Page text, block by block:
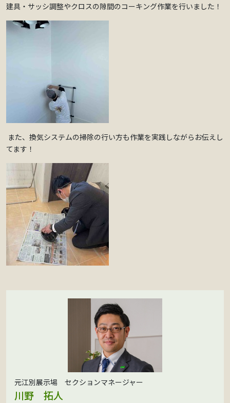
建具・サッシ調整やクロスの隙間のコーキング作業を行いました！
また、換気システムの掃除の行い方も作業を実践しながらお伝えし
てます！
元江別展示場 セクションマネージャー
川野 拓人